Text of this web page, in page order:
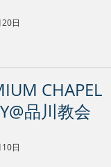
日
CHAPEL
品川教会
日